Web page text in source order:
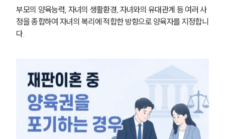
부모의 양육능력, 자녀의 생활환경, 자녀와의 유대관계 등 여러 사
정을 종합하여 자녀의 복리에 적합한 방향으로 양육자를 지정합니
다.